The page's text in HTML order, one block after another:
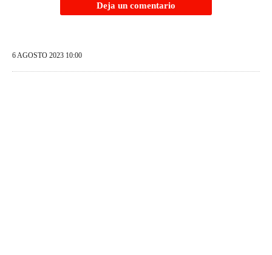
Deja un comentario
6 AGOSTO 2023 10:00